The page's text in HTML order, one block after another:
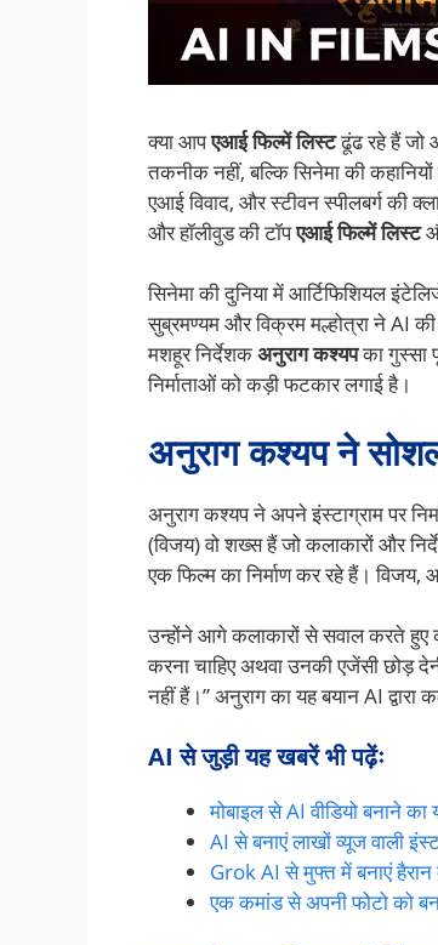
क्या आपएआई फिल्में लिस्टढूंढ रहे हैं जो
तकनीक नहीं, बल्कि सिनेमा की
एआई विवाद, और स्टीवन स्पीलबर्ग की
और हॉलीवुड की टॉपएआई फिल्में लिस्ट
सिनेमा की दुनिया में आर्टिफिशियल
सुब्रमण्यम और विक्रम मल्होत्रा ने AI
मशहूर निर्देशकअनुराग कश्यपका गुस्सा
निर्माताओं को कड़ी फटकार लगाई है।
अनुराग कश्यप ने सोशल
अनुराग कश्यप ने अपने इंस्टाग्राम पर
(विजय) वो शख्स हैं जो कलाकारों और
एक फिल्म का निर्माण कर रहे हैं। विजय,
उन्होंने आगे कलाकारों से सवाल करते हुए
करना चाहिए अथवा उनकी एजेंसी छोड़
नहीं हैं।” अनुराग का यह बयान AI
AI से जुड़ी यह खबरें भी पढ़ेंः
मोबाइल से AI वीडियो बनाने
AI से बनाएं लाखों व्यूज वाली
Grok AI से मुफ्त में बनाएं हैरान
एक कमांड से अपनी फोटो को